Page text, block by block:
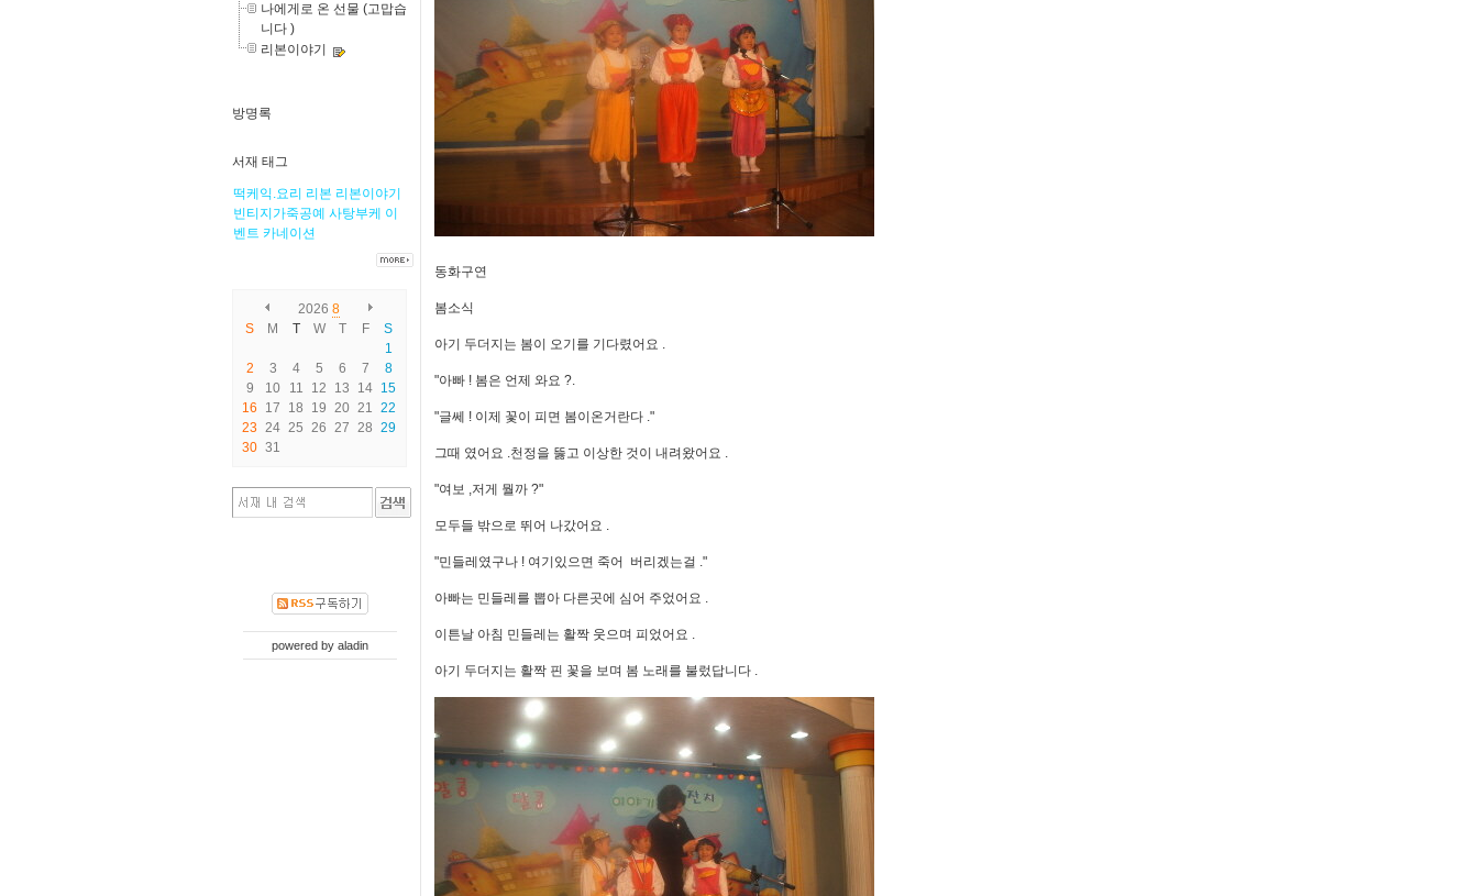
나에게로 온 선물 (고맙습
니다 )
리본이야기
방명록
서재 태그
떡케익.요리 리본 리본이야기
빈티지가죽공예 사탕부케 이
벤트 카네이션
2026 8
S
M T W T F
S
1
2
3 4 5 6 7
8
9
10 11 12 13 14 15
16
17 18 19 20 21 22
23 24 25 26 27 28 29
30 31
powered by aladin
동화구연
봄소식
아기 두더지는 봄이 오기를 기다렸어요 .
"아빠 ! 봄은 언제 와요 ?.
"글쎄 ! 이제 꽃이 피면 봄이온거란다 ."
그때 였어요 .천정을 뚫고 이상한 것이 내려왔어요 .
"여보 ,저게 뭘까 ?"
모두들 밖으로 뛰어 나갔어요 .
"민들레였구나 ! 여기있으면 죽어 버리겠는걸 ."
아빠는 민들레를 뽑아 다른곳에 심어 주었어요 .
이튼날 아침 민들레는 활짝 웃으며 피었어요 .
아기 두더지는 활짝 핀 꽃을 보며 봄 노래를 불렀답니다 .